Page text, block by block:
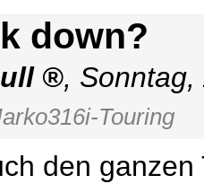
down?
,
Touring
den